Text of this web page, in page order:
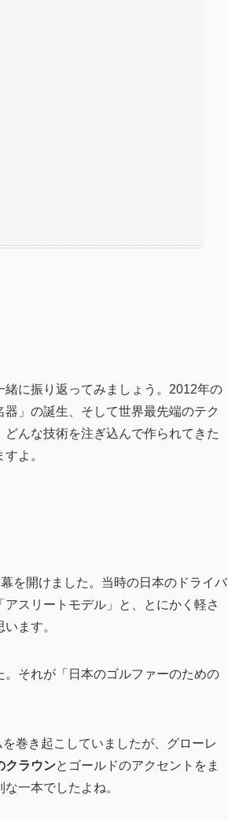
に振り返ってみましょう。2012年の
」の誕生、そして世界最先端のテク
んな技術を注ぎ込んで作られてきた
よ。
を開けました。当時の日本のドライバ
スリートモデル」と、とにかく軽さ
ます。
それが「日本のゴルファーのための
巻き起こしていましたが、グローレ
クラウンとゴールドのアクセントをま
一本でしたよね。